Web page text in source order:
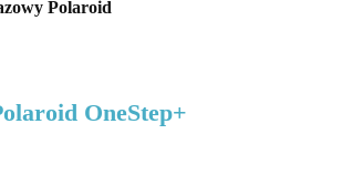
Polaroid
OneStep+